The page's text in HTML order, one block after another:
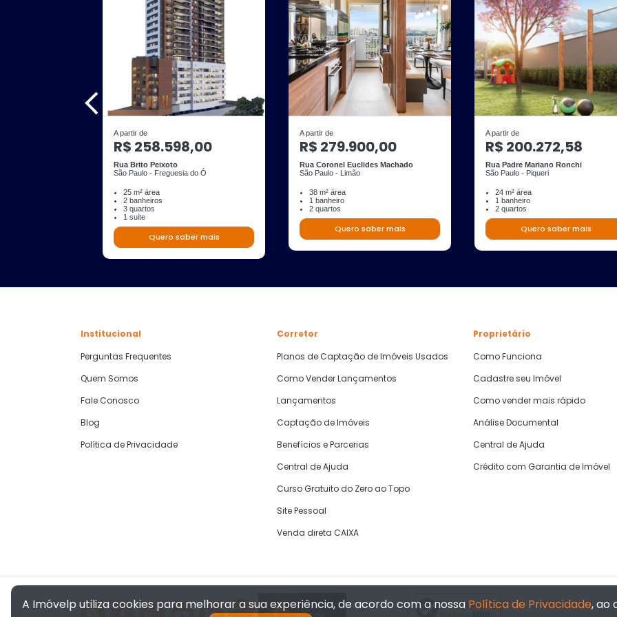
A partir de
R$ 258.598,00
Rua Brito Peixoto
São Paulo - Freguesia do Ó
25 m² área
2 banheiros
3 quartos
1 suite
Quero saber mais
A partir de
R$ 279.900,00
Rua Coronel Euclides Machado
São Paulo - Limão
38 m² área
1 banheiro
2 quartos
Quero saber mais
A partir de
R$ 200.272,58
Rua Padre Mariano Ronchi
São Paulo - Piqueri
24 m² área
1 banheiro
2 quartos
Quero saber mais
Institucional
Perguntas Frequentes
Quem Somos
Fale Conosco
Blog
Política de Privacidade
Corretor
Planos de Captação de Imóveis Usados
Como Vender Lançamentos
Lançamentos
Captação de Imóveis
Benefícios e Parcerias
Central de Ajuda
Curso Gratuito do Zero ao Topo
Site Pessoal
Venda direta CAIXA
Proprietário
Como Funciona
Cadastre seu Imóvel
Como vender mais rápido
Análise Documental
Central de Ajuda
Crédito com Garantia de Imóvel
Verificada por
A Imóvelp utiliza cookies para melhorar a sua experiência, de acordo com a nossa Política de Privacidade, ao